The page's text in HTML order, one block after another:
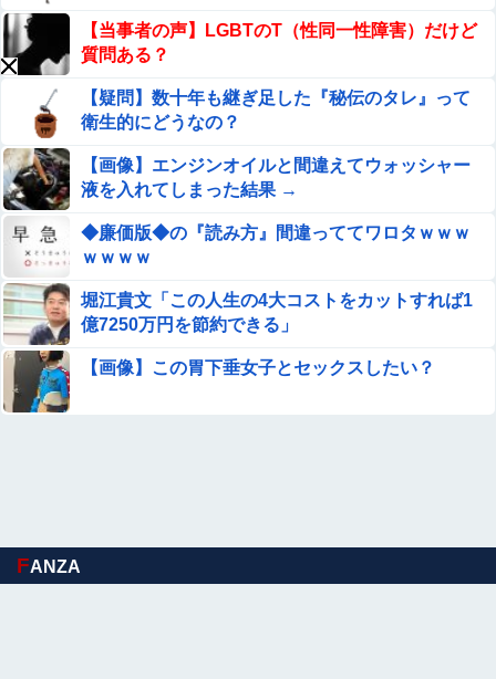
【悲報】人気配信者「はっきり言う、ジャングリア沖
縄ほんとーーーーーーーーにおもんない！！！！」→
炎上
【悲報】ハンターハンター連載再開の様子、全くないｗｗ
ｗｗｗｗｗｗｗｗｗｗｗ
参政党・神谷代表、高市政権の食料品減税を「天下の愚
策」と一刀両断
【動画】 クソガキロケット、怖すぎる…これよく轢かずに
止まれたな
パパ活不倫を暴露された大物芸人さん(63)、晒されたLINE
が面白すぎるｗｗｗｗｗｗｗｗｗ(画像ｱﾘ)
週間少年ジャンプのグッズ(43億円分)を注文してキャンセ
ルした32歳女が逮捕
【動画】 女子大生さん、教室でマ○毛チェックしてしまい
流出ｗｗｗｗｗｗｗｗｗｗｗｗｗｗｗｗｗｗ
【当事者の声】LGBTのT（性同一性障害）だけど
質問ある？
【疑問】数十年も継ぎ足した『秘伝のタレ』って
衛生的にどうなの？
【画像】エンジンオイルと間違えてウォッシャー
液を入れてしまった結果 →
◆廉価版◆の『読み方』間違っててワロタｗｗｗ
ｗｗｗｗ
堀江貴文「この人生の4大コストをカットすれば1
億7250万円を節約できる」
【画像】この胃下垂女子とセックスしたい？
FANZA